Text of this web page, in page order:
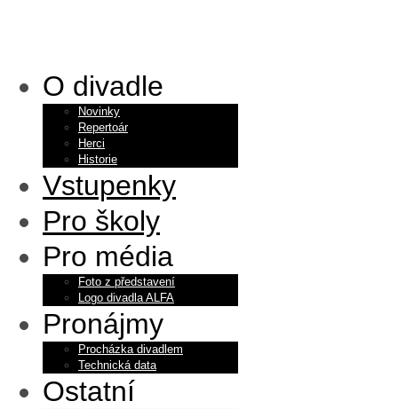
O divadle
Novinky
Repertoár
Herci
Historie
Vstupenky
Pro školy
Pro média
Foto z představení
Logo divadla ALFA
Pronájmy
Procházka divadlem
Technická data
Ostatní